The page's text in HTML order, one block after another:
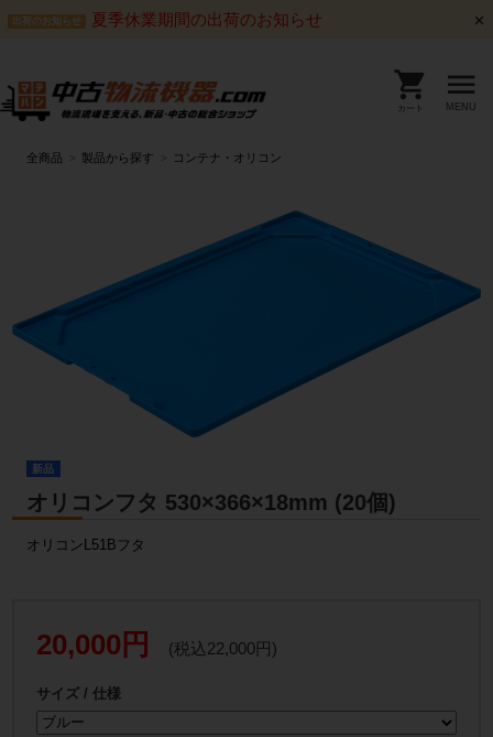
出荷のお知らせ 夏季休業期間の出荷のお知らせ
カート MENU
全商品 製品から探す コンテナ・オリコン
新品
オリコンフタ 530×366×18mm (20個)
オリコンL51Bフタ
20,000円 (税込22,000円)
サイズ / 仕様